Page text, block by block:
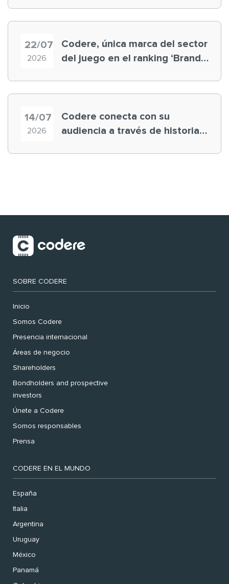
22/07
2026
Codere, única marca del sector
del juego en el ranking ‘Brand
14/07
2026
Codere conecta con su
audiencia a través de historias
SOBRE CODERE
Inicio
Somos Codere
Presencia internacional
Áreas de negocio
Shareholders
Bondholders and prospective
investors
Únete a Codere
Somos responsables
Prensa
CODERE EN EL MUNDO
España
Italia
Argentina
Uruguay
México
Panamá